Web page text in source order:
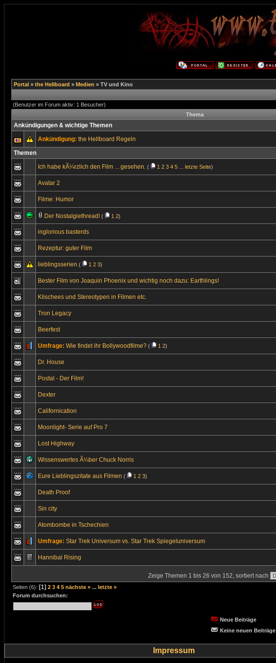
Portal» the Hellboard » Medien » TV und Kino
(Benutzer im Forum aktiv: 1 Besucher)
Thema
Ankündigungen & wichtige Themen
Ankündigung: the Hellboard Regeln
Themen
Ich habe kÃ¼rzlich den Film ... gesehen. ( 1 2 3 4 5... letzte Seite)
Avatar 2
Filme: Humor
Der Nostalgiethread!( 1 2)
inglorious basterds
Rezeptur: guter Film
lieblingsserien ( 1 2 3)
Bester Film von Joaquin Phoenix und wichtig noch dazu: Earthlings!
Klischees und Stereotypen in Filmen etc.
Tron Legacy
Beerfest
Umfrage: Wie findet ihr Bollywoodfilme?( 1 2)
Dr. House
Postal - Der Film!
Dexter
Californication
Moonlight- Serie auf Pro 7
Lost Highway
Wissenswertes Ã¼ber Chuck Norris
Eure Lieblingszitate aus Filmen ( 1 2 3)
Death Proof
Sin city
Atombombe in Tschechien
Umfrage: Star Trek Universum vs. Star Trek Spiegeluniversum
Hannibal Rising
Zeige Themen 1 bis 26 von 152, sortiert nach
Seiten (6): [1] 2 3 4 5 nächste » ... letzte »
Forum durchsuchen:
Neue Beiträge
Keine neuen Beiträge
Impressum